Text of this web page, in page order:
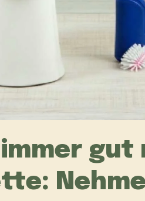
immer gut